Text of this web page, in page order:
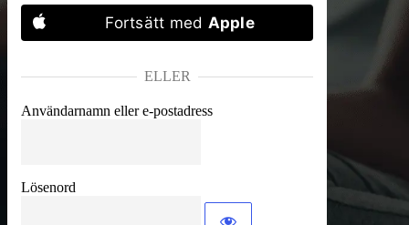
Fortsätt med Apple
ELLER
Användarnamn eller e-postadress
Lösenord